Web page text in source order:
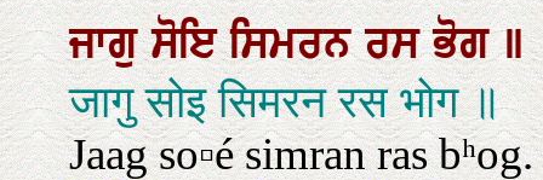
ਜਾਗੁਸੋਇਸਿਮਰਨਰਸਭੋਗ॥
जागु सोइ सिमरन रस भोग ॥
Jaag so▫é simran ras bʰog.